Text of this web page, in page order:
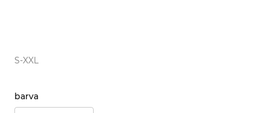
S-XXL
barva